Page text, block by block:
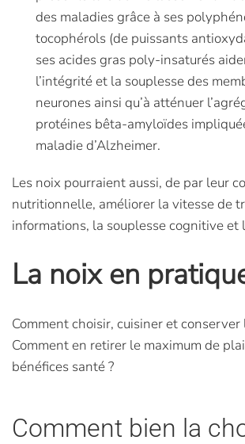
des maladies grâce à ses
tocophérols (de puissants
ses acides gras poly-insaturés
l’intégrité et la souplesse des
neurones ainsi qu’à atténuer
protéines bêta-amyloïdes
maladie d’Alzheimer.
Les noix pourraient aussi, de par leur
nutritionnelle, améliorer la vitesse de
informations, la souplesse cognitive et
La noix en
Comment choisir, cuisiner et conserver
Comment en retirer le maximum de
bénéfices santé ?
Comment bien la